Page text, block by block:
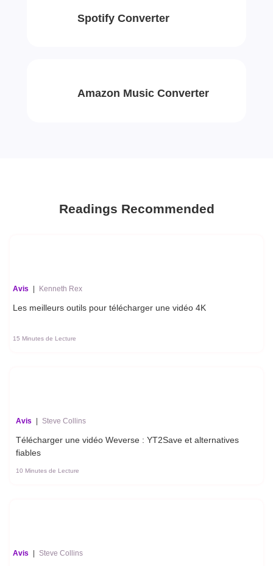
Spotify Converter
Amazon Music Converter
Readings Recommended
Avis | Kenneth Rex
Les meilleurs outils pour télécharger une vidéo 4K
15 Minutes de Lecture
Avis | Steve Collins
Télécharger une vidéo Weverse : YT2Save et alternatives
fiables
10 Minutes de Lecture
Avis | Steve Collins